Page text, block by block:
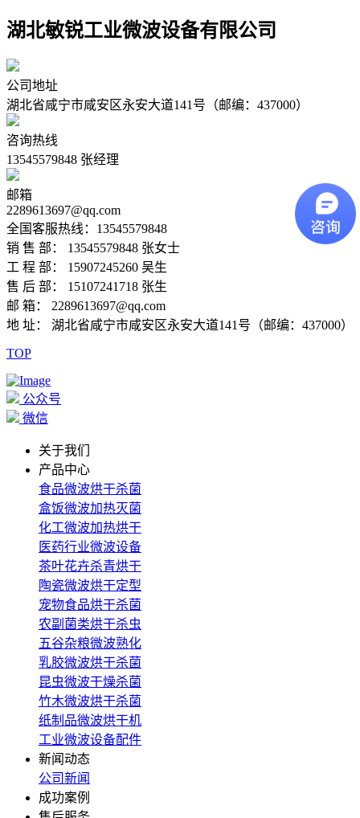
湖北敏锐工业微波设备有限公司
公司地址
湖北省咸宁市咸安区永安大道141号（邮编：437000）
咨询热线
13545579848 张经理
邮箱
2289613697@qq.com
全国客服热线：13545579848
销 售 部： 13545579848 张女士
工 程 部： 15907245260 吴生
售 后 部： 15107241718 张生
邮 箱： 2289613697@qq.com
地 址： 湖北省咸宁市咸安区永安大道141号（邮编：437000）
TOP
公众号
微信
关于我们
产品中心
食品微波烘干杀菌
盒饭微波加热灭菌
化工微波加热烘干
医药行业微波设备
茶叶花卉杀青烘干
陶瓷微波烘干定型
宠物食品烘干杀菌
农副菌类烘干杀虫
五谷杂粮微波熟化
乳胶微波烘干杀菌
昆虫微波干燥杀菌
竹木微波烘干杀菌
纸制品微波烘干机
工业微波设备配件
新闻动态
公司新闻
成功案例